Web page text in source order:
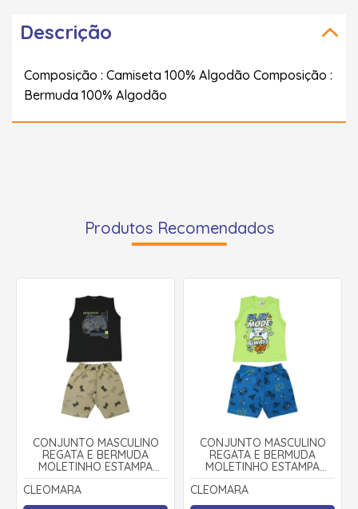
Descrição
Composição : Camiseta 100% Algodão Composição :
Bermuda 100% Algodão
Produtos Recomendados
CONJUNTO MASCULINO
REGATA E BERMUDA
MOLETINHO ESTAMPA
CONTROLE 3098 -
CLEOMARA
CLEOMARA
CONJUNTO MASCULINO
REGATA E BERMUDA
MOLETINHO ESTAMPA
CONTROLE 80 - CLEOMARA
CLEOMARA